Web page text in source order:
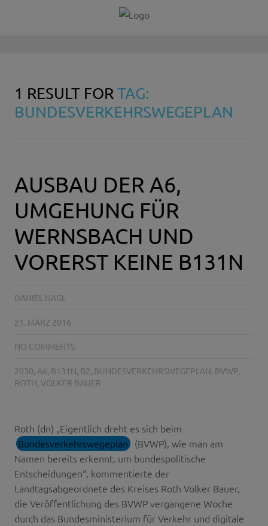
1 RESULT FORTAG:
BUNDESVERKEHRSWEGEPLAN
AUSBAU DER A6,
UMGEHUNG FÜR
WERNSBACH UND
VORERST KEINE B131N
DANIEL NAGL
21. MÄRZ 2016
NO COMMENTS
2030, A6, B131N, B2, BUNDESVERKEHRSWEGEPLAN, BVWP,
ROTH, VOLKER BAUER
Roth (dn) „Eigentlich dreht es sich beim
Bundesverkehrswegeplan (BVWP), wie man am
Namen bereits erkennt, um bundespolitische
Entscheidungen“, kommentierte der
Landtagsabgeordnete des Kreises Roth Volker Bauer,
die Veröffentlichung des BVWP vergangene Woche
durch das Bundesministerium für Verkehr und digitale